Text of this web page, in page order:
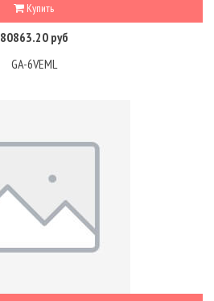
Купить
80863.20 руб
GA-6VEML